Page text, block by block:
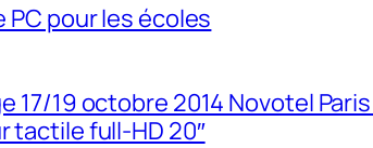
pour les écoles
17/19 octobre 2014 Novotel
tactile full-HD 20″